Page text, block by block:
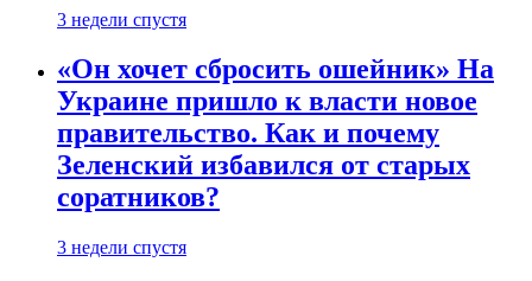
3 недели спустя
«Он хочет сбросить ошейник» На
Украине пришло к власти новое
правительство. Как и почему
Зеленский избавился от старых
соратников?
3 недели спустя